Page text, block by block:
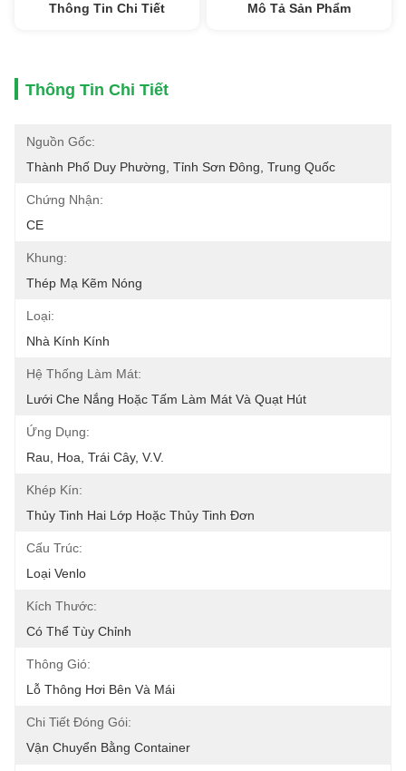
Thông Tin Chi Tiết Mô Tả Sản Phẩm
Thông Tin Chi Tiết
Nguồn Gốc:
Thành Phố Duy Phường, Tỉnh Sơn Đông, Trung Quốc
Chứng Nhận:
CE
Khung:
Thép Mạ Kẽm Nóng
Loại:
Nhà Kính Kính
Hệ Thống Làm Mát:
Lưới Che Nắng Hoặc Tấm Làm Mát Và Quạt Hút
Ứng Dụng:
Rau, Hoa, Trái Cây, V.v.
Khép Kín:
Thủy Tinh Hai Lớp Hoặc Thủy Tinh Đơn
Cấu Trúc:
Loại Venlo
Kích Thước:
Có Thể Tùy Chỉnh
Thông Gió:
Lỗ Thông Hơi Bên Và Mái
Chi Tiết Đóng Gói:
Vận Chuyển Bằng Container